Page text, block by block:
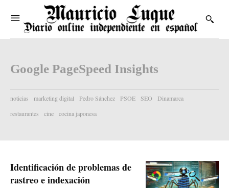
Google PageSpeed Insights
noticias marketing digital Pedro Sánchez PSOE SEO
Dinamarca
restaurantes
cine cocina japonesa
Identificación de problemas de
rastreo e indexación